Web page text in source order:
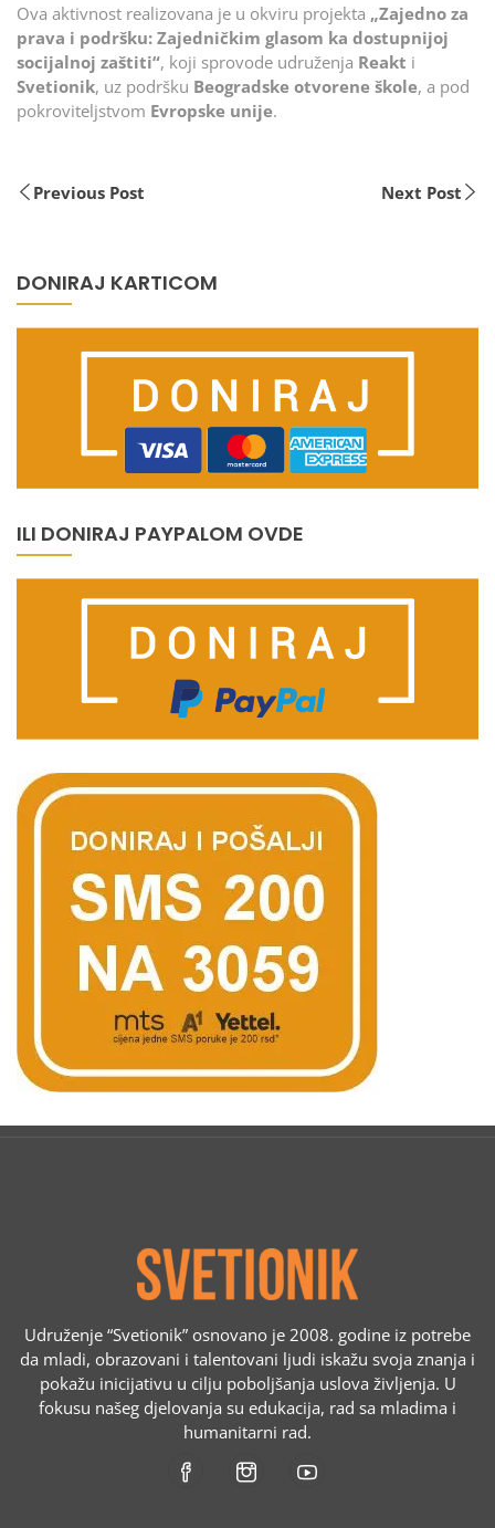
Ova aktivnost realizovana je u okviru projekta „Zajedno za
prava i podršku: Zajedničkim glasom ka dostupnijoj
socijalnoj zaštiti“, koji sprovode udruženja Reakt i
Svetionik, uz podršku Beogradske otvorene škole, a pod
pokroviteljstvom Evropske unije.
Previous Post Next Post
DONIRAJ KARTICOM
ILI DONIRAJ PAYPALOM OVDE
Udruženje “Svetionik” osnovano je 2008. godine iz potrebe
da mladi, obrazovani i talentovani ljudi iskažu svoja znanja i
pokažu inicijativu u cilju poboljšanja uslova življenja. U
fokusu našeg djelovanja su edukacija, rad sa mladima i
humanitarni rad.